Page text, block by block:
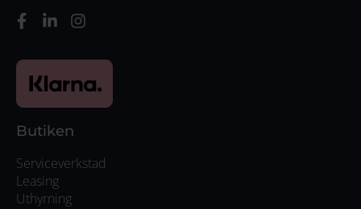
Butiken
Serviceverkstad
Leasing
Uthyrning